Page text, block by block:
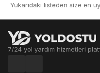
Yukarıdaki listeden size en
7/24 yol yardım hizmetleri